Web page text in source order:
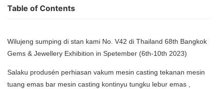
Table of Contents
Wilujeng sumping di stan kami No. V42 di Thailand 68th Bangkok
Gems & Jewellery Exhibition in Spetember (6th-10th 2023)
Salaku produsén perhiasan vakum mesin casting tekanan mesin
tuang emas bar mesin casting kontinyu tungku lebur emas ,